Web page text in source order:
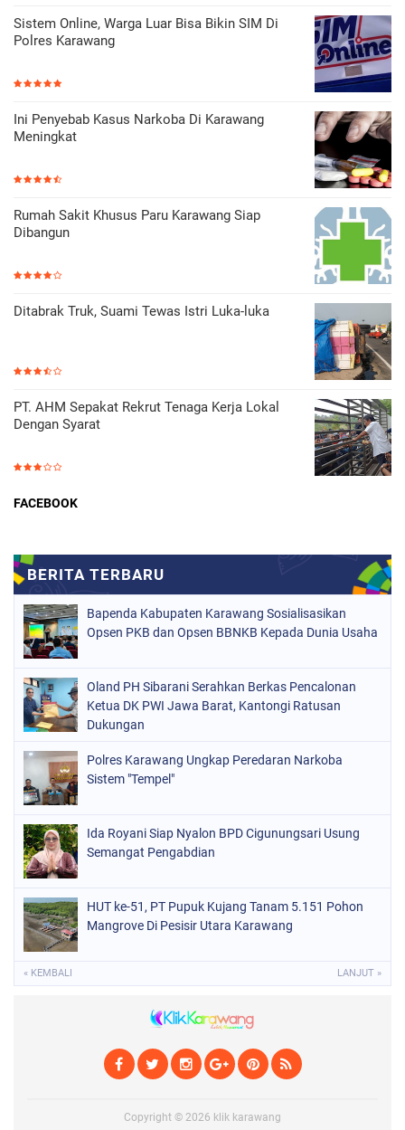
Sistem Online, Warga Luar Bisa Bikin SIM Di
Polres Karawang
Ini Penyebab Kasus Narkoba Di Karawang
Meningkat
Rumah Sakit Khusus Paru Karawang Siap
Dibangun
Ditabrak Truk, Suami Tewas Istri Luka-luka
PT. AHM Sepakat Rekrut Tenaga Kerja Lokal
Dengan Syarat
FACEBOOK
Bapenda Kabupaten Karawang Sosialisasikan
Opsen PKB dan Opsen BBNKB Kepada Dunia Usaha
Oland PH Sibarani Serahkan Berkas Pencalonan
Ketua DK PWI Jawa Barat, Kantongi Ratusan
Dukungan
Polres Karawang Ungkap Peredaran Narkoba
Sistem "Tempel"
Ida Royani Siap Nyalon BPD Cigunungsari Usung
Semangat Pengabdian
HUT ke-51, PT Pupuk Kujang Tanam 5.151 Pohon
Mangrove Di Pesisir Utara Karawang
« KEMBALI LANJUT »
Copyright © 2026 klik karawang